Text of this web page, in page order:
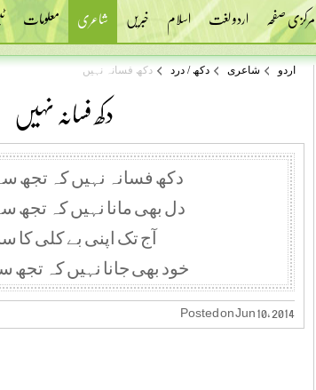
مرکزی صفحہ اردو لغت اسلام خبریں شاعری معلومات
اردو شاعری دکھ / درد دکھ فسانہ نہیں
دکھ فسانہ نہیں
ﺩﮐﮫ ﻓﺴﺎﻧﮧ ﻧﮩﯿﮟ ﮐﮧ ﺗﺠﮫ
ﺩﻝ ﺑﮭﯽ ﻣﺎﻧﺎ ﻧﮩﯿﮟ ﮐﮧ ﺗﺠﮫ
ﺁﺝ ﺗﮏ ﺍﭘﻨﯽ ﺑﮯ ﮐﻠﯽ ﮐﺎ
ﺧﻮﺩ ﺑﮭﯽ ﺟﺎﻧﺎ ﻧﮩﯿﮟ ﮐﮧ
Posted on Jun 10, 2014